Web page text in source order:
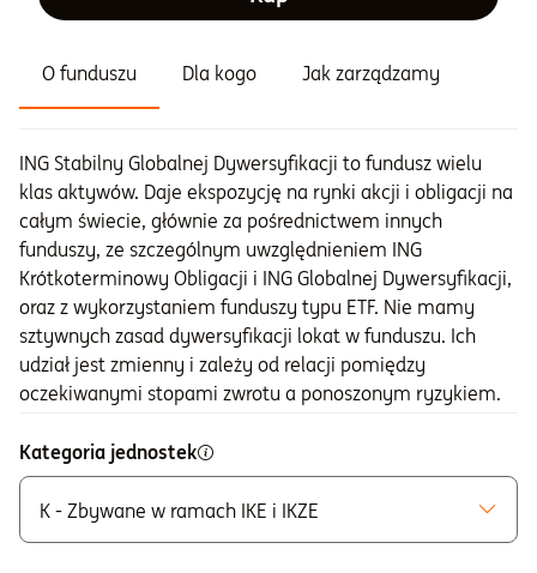
O funduszu Dla kogo Jak zarządzamy
ING Stabilny Globalnej Dywersyfikacji to fundusz wielu
klas aktywów. Daje ekspozycję na rynki akcji i obligacji na
całym świecie, głównie za pośrednictwem innych
funduszy, ze szczególnym uwzględnieniem ING
Krótkoterminowy Obligacji i ING Globalnej Dywersyfikacji,
oraz z wykorzystaniem funduszy typu ETF. Nie mamy
sztywnych zasad dywersyfikacji lokat w funduszu. Ich
udział jest zmienny i zależy od relacji pomiędzy
oczekiwanymi stopami zwrotu a ponoszonym ryzykiem.
Kategoria jednostek
K - Zbywane w ramach IKE i IKZE